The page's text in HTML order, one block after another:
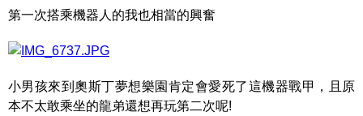
第一次搭乘機器人的我也相當的興奮
小男孩來到奧斯丁夢想樂園肯定會愛死了這機器戰甲，且原
本不太敢乘坐的龍弟還想再玩第二次呢!